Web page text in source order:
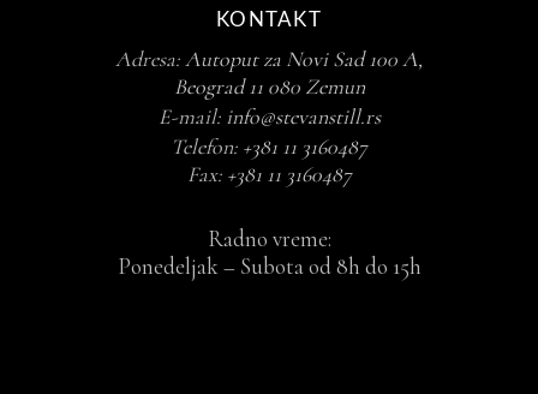
KONTAKT
Adresa:Autoput za Novi Sad 100 A,
Beograd 11 080 Zemun
E-mail: info@stevanstill.rs
Telefon: +381 11 3160487
Fax: +381 11 3160487
Radno vreme:
Ponedeljak – Subota od 8h do 15h